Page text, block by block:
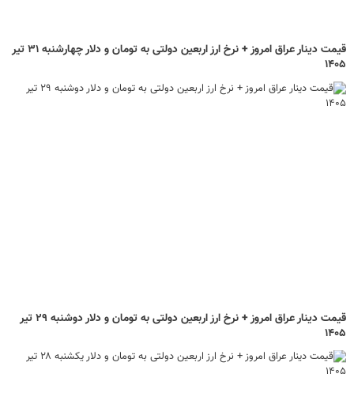
قیمت دینار عراق امروز + نرخ ارز اربعین دولتی به تومان و دلار چهارشنبه ۳۱ تیر
۱۴۰۵
قیمت دینار عراق امروز + نرخ ارز اربعین دولتی به تومان و دلار دوشنبه ۲۹ تیر
۱۴۰۵